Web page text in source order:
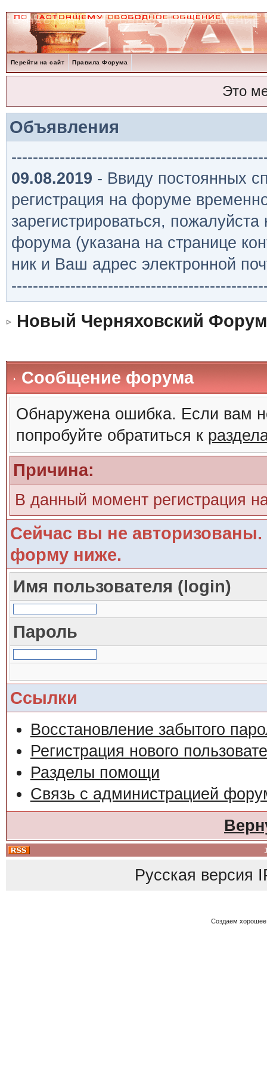
Перейти на сайт Правила Форума
Это
Объявления
09.08.2019 - Ввиду постоянных
регистрация на форуме
зарегистрироваться,
форума (указана на странице
ник и Ваш адрес электронной
Новый Черняховский Форум
Сообщение форума
Обнаружена ошибка. Если вам
попробуйте обратиться к
Причина:
В данный момент регистрация
Сейчас вы не авторизованы.
форму ниже.
Имя пользователя (login)
Пароль
Ссылки
Восстановление забытого
Регистрация нового
Разделы помощи
Связь с администрацией
Русская версия
Создаем